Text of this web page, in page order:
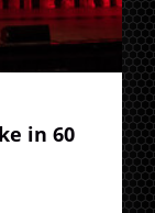
in 60